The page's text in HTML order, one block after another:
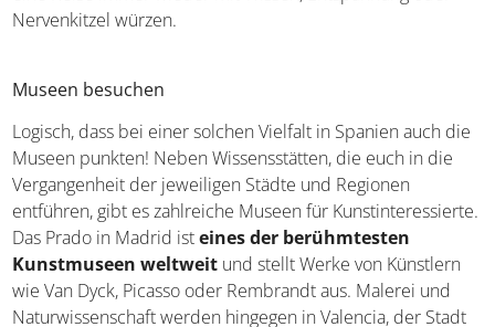
Nervenkitzel würzen.
Museen besuchen
Logisch, dass bei einer solchen Vielfalt in Spanien auch
die Museen punkten! Neben Wissensstätten, die euch in
die Vergangenheit der jeweiligen Städte und Regionen
entführen, gibt es zahlreiche Museen für
Kunstinteressierte. Das Prado in Madrid isteines der
berühmtesten Kunstmuseen weltweit und stellt
Werke von Künstlern wie Van Dyck, Picasso oder
Rembrandt aus. Malerei und Naturwissenschaft werden